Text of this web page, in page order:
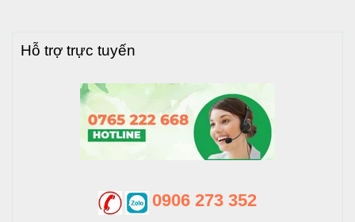
Hỗ trợ trực tuyến
0906 273 352